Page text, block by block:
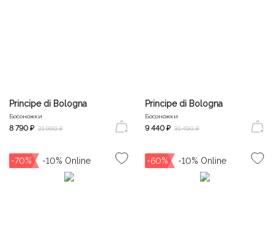
Principe di Bologna
Босоножки
8 790 ₽ 21 990 ₽
Principe di Bologna
Босоножки
9 440 ₽ 31 490 ₽
-70% -60%